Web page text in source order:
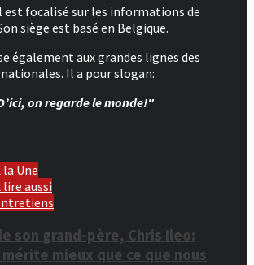
est focalisé sur les informations de
siège est basé en Belgique.
également aux grandes lignes des
Il a pour slogan:
on regarde le monde!"
la Une
lire aussi
son grand-père, Chris Ileo:
mérite mieux que ce que nous